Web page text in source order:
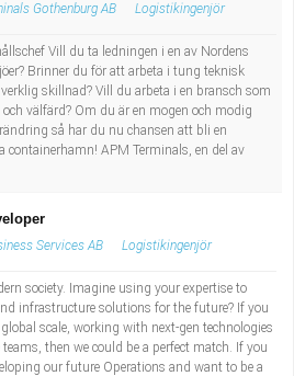
Gothenburg AB Logistikingenjör
Vill du ta ledningen i en av Nordens
Brinner du för att arbeta i tung teknisk
skillnad? Vill du arbeta i en bransch som
välfärd? Om du är en mogen och modig
så har du nu chansen att bli en
containerhamn! APM Terminals, en del av
Services AB Logistikingenjör
society. Imagine using your expertise to
infrastructure solutions for the future? If you
scale, working with next-gen technologies
then we could be a perfect match. If you
our future Operations and want to be a